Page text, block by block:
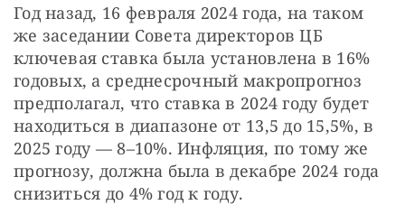
Год назад, 16 февраля 2024 года, на таком
же заседании Совета директоров ЦБ
ключевая ставка была установлена в 16%
годовых, а среднесрочный макропрогноз
предполагал, что ставка в 2024 году будет
находиться в диапазоне от 13,5 до 15,5%, в
2025 году — 8–10%. Инфляция, по тому же
прогнозу, должна была в декабре 2024 года
снизиться до 4% год к году.